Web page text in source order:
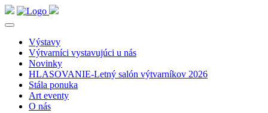
Výstavy
Výtvarníci vystavujúci u nás
Novinky
HLASOVANIE-Letný salón výtvarníkov 2026
Stála ponuka
Art eventy
O nás